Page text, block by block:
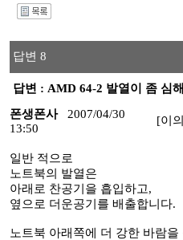
답변 8
답변 : AMD 64-2 발열이 좀 심
폰생폰사
2007/04/30
13:50
[이
일반 적으로
노트북의 발열은
아래로 찬공기을 흡입하고,
옆으로 더운공기를 배출합니다.
노트북 아래쪽에 더 강한 바람을